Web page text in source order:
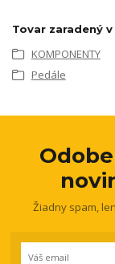
Tovar zaradený
KOMPONENTY
Pedále
Žiadny spam,